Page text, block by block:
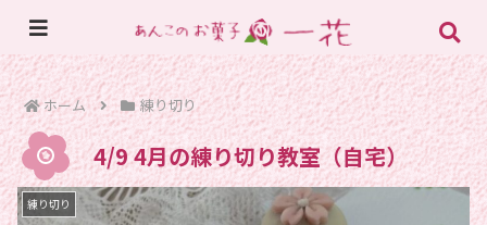
ホーム 練り切り
4/9 4月の練り切り教室（自宅）
練り切り